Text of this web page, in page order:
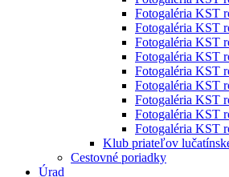
Fotogaléria KST
Fotogaléria KST
Fotogaléria KST
Fotogaléria KST
Fotogaléria KST
Fotogaléria KST
Fotogaléria KST
Fotogaléria KST
Fotogaléria KST
Klub priateľov
Cestovné poriadky
Úrad